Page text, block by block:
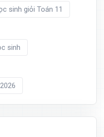
sinh giỏi Toán 11
sinh